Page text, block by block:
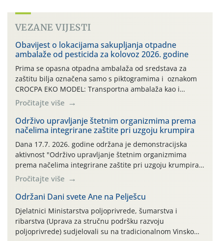
VEZANE VIJESTI
Obavijest o lokacijama sakupljanja otpadne
ambalaže od pesticida za kolovoz 2026. godine
Prima se opasna otpadna ambalaža od sredstava za
zaštitu bilja označena samo s piktogramima i oznakom
CROCPA EKO MODEL: Transportna ambalaža kao i
ambalaža drugih proizvoda koji nisu sredstva za zaštitu
bilja (npr. ambalaža od mineralnih gnojiva,) se ne
prihvaća. Korisnicima je osiguran besplatni povrat
prazne ambalaže isključivo ovih tvrtki: AGROCHEM-MAKS,
AGRONOM, ALBAUGH TKI* (PINUS […]
Pročitajte više
Održivo upravljanje štetnim organizmima prema
načelima integrirane zaštite pri uzgoju krumpira
Dana 17.7. 2026. godine održana je demonstracijska
aktivnost "Održivo upravljanje štetnim organizmima
prema načelima integrirane zaštite pri uzgoju krumpira"
na pokusnom polju "Poredje", kraj naselja Belica (ARKOD
parcela ID 2445031) (središnji dio Međimurske županije).
Pročitajte više
Održani Dani svete Ane na Pelješcu
Djelatnici Ministarstva poljoprivrede, šumarstva i
ribarstva (Uprava za stručnu podršku razvoju
poljoprivrede) sudjelovali su na tradicionalnom Vinskom